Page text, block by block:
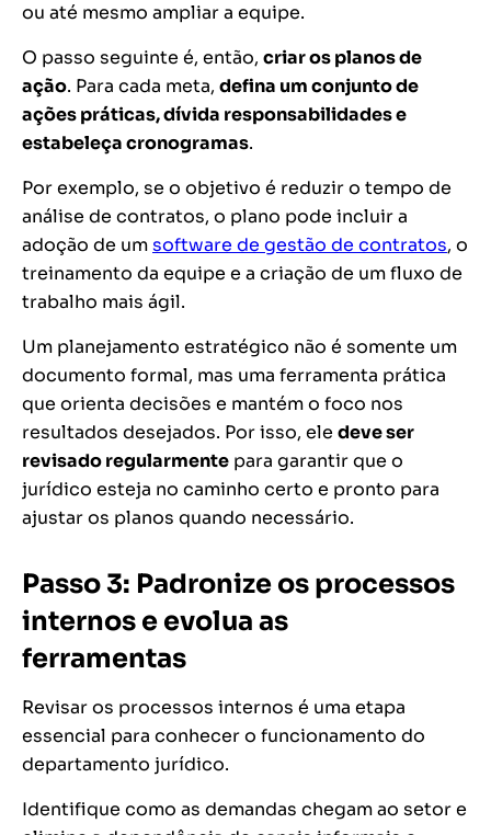
ou até mesmo ampliar a equipe.
O passo seguinte é, então, criar os planos de
ação. Para cada meta, defina um conjunto de
ações práticas, dívida responsabilidades e
estabeleça cronogramas.
Por exemplo, se o objetivo é reduzir o tempo de
análise de contratos, o plano pode incluir a
adoção de umsoftware de gestão de contratos, o
treinamento da equipe e a criação de um fluxo de
trabalho mais ágil.
Um planejamento estratégico não é somente um
documento formal, mas uma ferramenta prática
que orienta decisões e mantém o foco nos
resultados desejados. Por isso, ele deve ser
revisado regularmente para garantir que o
jurídico esteja no caminho certo e pronto para
ajustar os planos quando necessário.
Passo 3: Padronize os processos
internos e evolua as
ferramentas
Revisar os processos internos é uma etapa
essencial para conhecer o funcionamento do
departamento jurídico.
Identifique como as demandas chegam ao setor e